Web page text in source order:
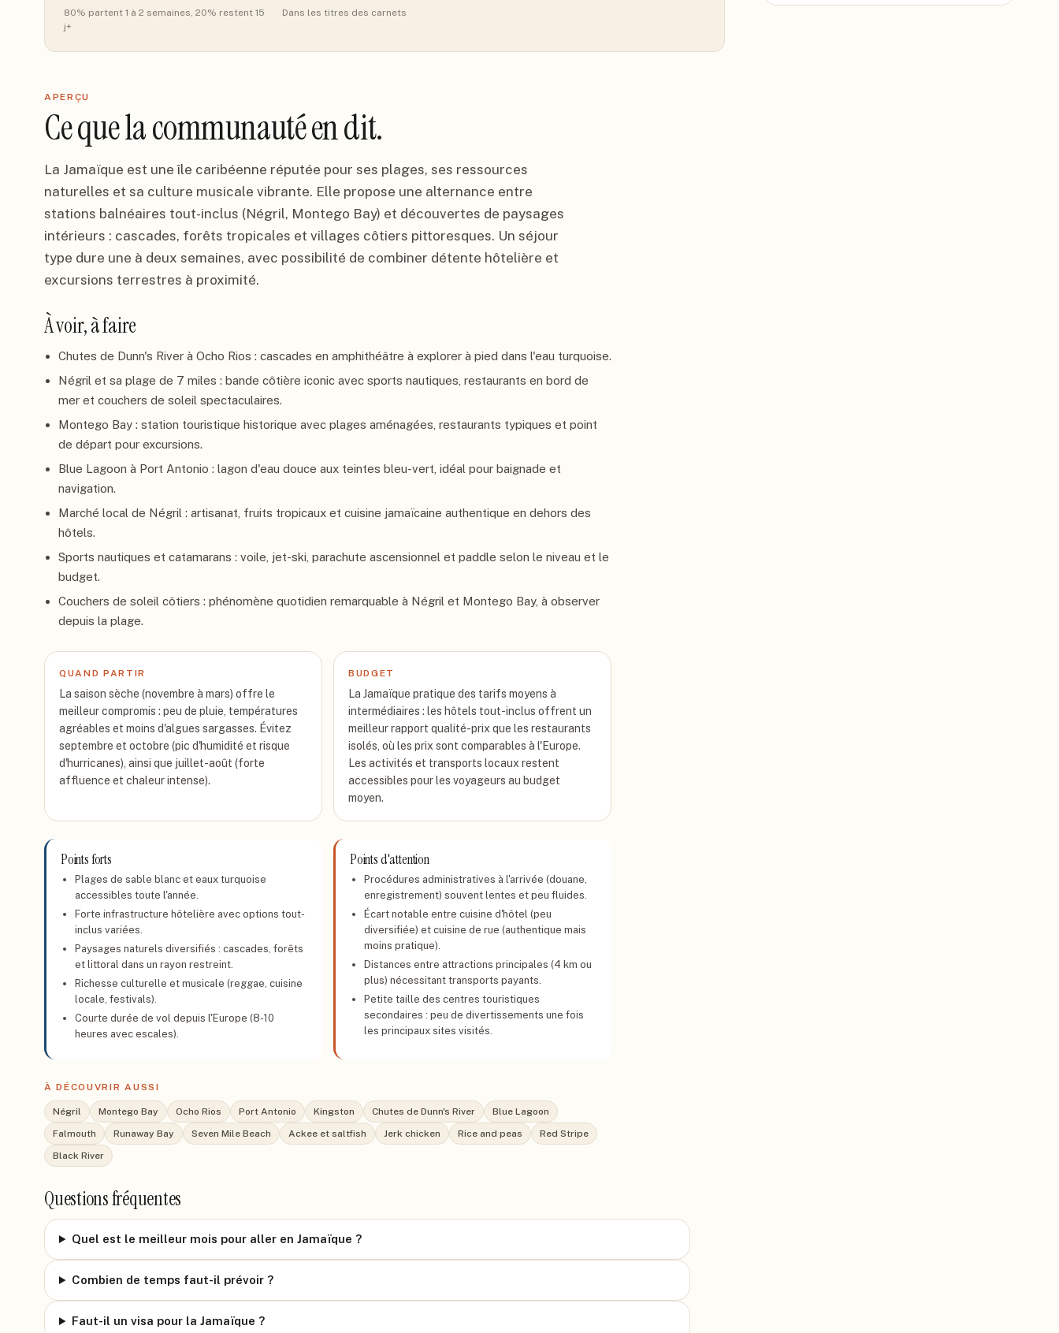
80% partent 1 à 2 semaines, 20% restent 15
j+
Dans les titres des carnets
APERÇU
Ce que la communauté en dit.
La Jamaïque est une île caribéenne réputée pour ses plages, ses ressources
naturelles et sa culture musicale vibrante. Elle propose une alternance entre
stations balnéaires tout-inclus (Négril, Montego Bay) et découvertes de paysages
intérieurs : cascades, forêts tropicales et villages côtiers pittoresques. Un séjour
type dure une à deux semaines, avec possibilité de combiner détente hôtelière et
excursions terrestres à proximité.
À voir, à faire
Chutes de Dunn's River à Ocho Rios : cascades en amphithéâtre à explorer à pied dans l'eau turquoise.
Négril et sa plage de 7 miles : bande côtière iconic avec sports nautiques, restaurants en bord de
mer et couchers de soleil spectaculaires.
Montego Bay : station touristique historique avec plages aménagées, restaurants typiques et point
de départ pour excursions.
Blue Lagoon à Port Antonio : lagon d'eau douce aux teintes bleu-vert, idéal pour baignade et
navigation.
Marché local de Négril : artisanat, fruits tropicaux et cuisine jamaïcaine authentique en dehors des
hôtels.
Sports nautiques et catamarans : voile, jet-ski, parachute ascensionnel et paddle selon le niveau et le
budget.
Couchers de soleil côtiers : phénomène quotidien remarquable à Négril et Montego Bay, à observer
depuis la plage.
QUAND PARTIR
La saison sèche (novembre à mars) offre le
meilleur compromis : peu de pluie, températures
agréables et moins d'algues sargasses. Évitez
septembre et octobre (pic d'humidité et risque
d'hurricanes), ainsi que juillet-août (forte
affluence et chaleur intense).
BUDGET
La Jamaïque pratique des tarifs moyens à
intermédiaires : les hôtels tout-inclus offrent un
meilleur rapport qualité-prix que les restaurants
isolés, où les prix sont comparables à l'Europe.
Les activités et transports locaux restent
accessibles pour les voyageurs au budget
moyen.
Points forts
Plages de sable blanc et eaux turquoise
accessibles toute l'année.
Forte infrastructure hôtelière avec options tout-
inclus variées.
Paysages naturels diversifiés : cascades, forêts
et littoral dans un rayon restreint.
Richesse culturelle et musicale (reggae, cuisine
locale, festivals).
Courte durée de vol depuis l'Europe (8-10
heures avec escales).
Points d'attention
Procédures administratives à l'arrivée (douane,
enregistrement) souvent lentes et peu fluides.
Écart notable entre cuisine d'hôtel (peu
diversifiée) et cuisine de rue (authentique mais
moins pratique).
Distances entre attractions principales (4 km ou
plus) nécessitant transports payants.
Petite taille des centres touristiques
secondaires : peu de divertissements une fois
les principaux sites visités.
À DÉCOUVRIR AUSSI
Négril Montego Bay Ocho Rios Port Antonio Kingston Chutes de Dunn's River
Blue Lagoon
Falmouth
Runaway Bay Seven Mile Beach Ackee et saltfish Jerk chicken Rice and peas
Red Stripe
Black River
Questions fréquentes
Quel est le meilleur mois pour aller en Jamaïque ?
Combien de temps faut-il prévoir ?
Faut-il un visa pour la Jamaïque ?